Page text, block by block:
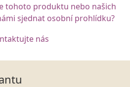
tohoto produktu nebo našich
sjednat osobní prohlídku?
nás